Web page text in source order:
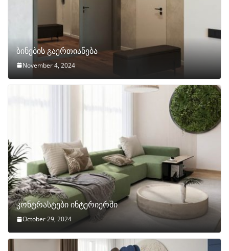
ბინების გაერთიანება
November 4, 2024
კონტრასტები ინტერიერში
October 29, 2024